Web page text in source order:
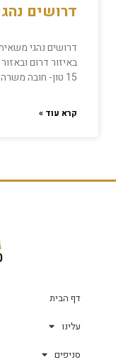
דרושים
דרושים נהגי
15 טון- חובה משרה מלאה תנאים מעולים למתאימים שכר
קרא עוד »
דף הבית
עלינו
סניפים